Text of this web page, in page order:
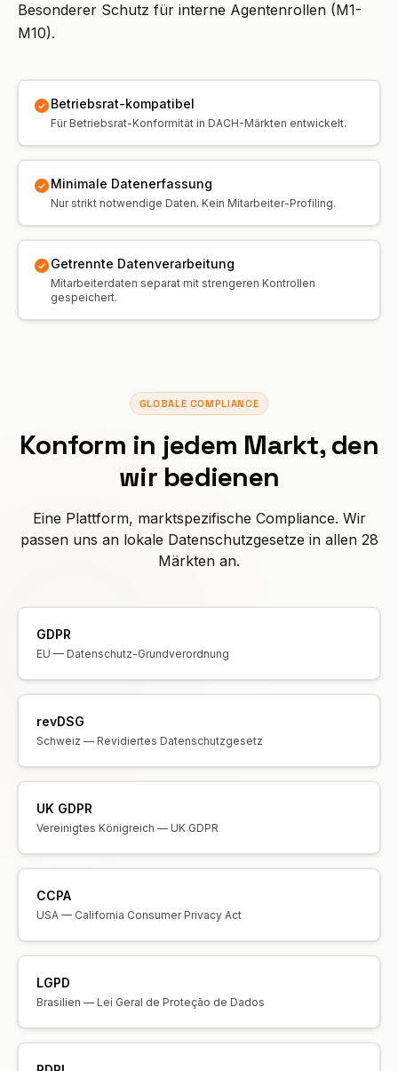
Besonderer Schutz für interne Agentenrollen (M1-
M10).
Betriebsrat-kompatibel
Für Betriebsrat-Konformität in DACH-Märkten entwickelt.
Minimale Datenerfassung
Nur strikt notwendige Daten. Kein Mitarbeiter-Profiling.
Getrennte Datenverarbeitung
Mitarbeiterdaten separat mit strengeren Kontrollen
gespeichert.
GLOBALE COMPLIANCE
Konform in jedem Markt, den
wir bedienen
Eine Plattform, marktspezifische Compliance. Wir
passen uns an lokale Datenschutzgesetze in allen 28
Märkten an.
GDPR
EU — Datenschutz-Grundverordnung
revDSG
Schweiz — Revidiertes Datenschutzgesetz
UK GDPR
Vereinigtes Königreich — UK GDPR
CCPA
USA — California Consumer Privacy Act
LGPD
Brasilien — Lei Geral de Proteção de Dados